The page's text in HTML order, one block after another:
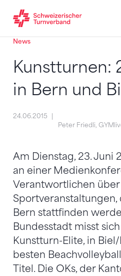
Zum Inhalt springen
Zur Sitemap navigieren
Zum Navigieren dieser
News
Kunstturnen:
in Bern und
24.06.2015
Peter Friedli,
Am Dienstag, 23. Juni
an einer
Verantwortlichen über
Sportveranstaltungen,
Bern stattfinden
Bundesstadt misst
Kunstturn-Elite, in
besten
Titel. Die OKs, der